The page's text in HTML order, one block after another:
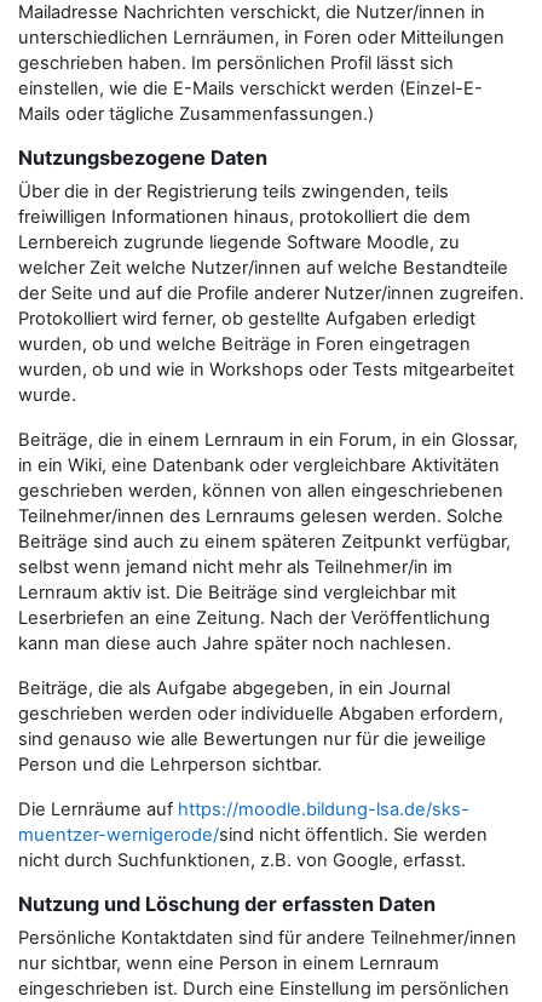
Mailadresse Nachrichten verschickt, die Nutzer/innen in
unterschiedlichen Lernräumen, in Foren oder Mitteilungen
geschrieben haben. Im persönlichen Profil lässt sich
einstellen, wie die E-Mails verschickt werden (Einzel-E-
Mails oder tägliche Zusammenfassungen.)
Nutzungsbezogene Daten
Über die in der Registrierung teils zwingenden, teils
freiwilligen Informationen hinaus, protokolliert die dem
Lernbereich zugrunde liegende Software Moodle, zu
welcher Zeit welche Nutzer/innen auf welche Bestandteile
der Seite und auf die Profile anderer Nutzer/innen zugreifen.
Protokolliert wird ferner, ob gestellte Aufgaben erledigt
wurden, ob und welche Beiträge in Foren eingetragen
wurden, ob und wie in Workshops oder Tests mitgearbeitet
wurde.
Beiträge, die in einem Lernraum in ein Forum, in ein Glossar,
in ein Wiki, eine Datenbank oder vergleichbare Aktivitäten
geschrieben werden, können von allen eingeschriebenen
Teilnehmer/innen des Lernraums gelesen werden. Solche
Beiträge sind auch zu einem späteren Zeitpunkt verfügbar,
selbst wenn jemand nicht mehr als Teilnehmer/in im
Lernraum aktiv ist. Die Beiträge sind vergleichbar mit
Leserbriefen an eine Zeitung. Nach der Veröffentlichung
kann man diese auch Jahre später noch nachlesen.
Beiträge, die als Aufgabe abgegeben, in ein Journal
geschrieben werden oder individuelle Abgaben erfordern,
sind genauso wie alle Bewertungen nur für die jeweilige
Person und die Lehrperson sichtbar.
Die Lernräume auf https://moodle.bildung-lsa.de/sks-
muentzer-wernigerode/sind nicht öffentlich. Sie werden
nicht durch Suchfunktionen, z.B. von Google, erfasst.
Nutzung und Löschung der erfassten Daten
Persönliche Kontaktdaten sind für andere Teilnehmer/innen
nur sichtbar, wenn eine Person in einem Lernraum
eingeschrieben ist. Durch eine Einstellung im persönlichen